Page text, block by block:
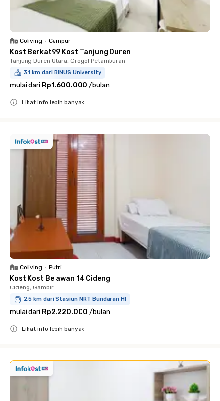
Coliving • Campur
Kost Berkat99 Kost Tanjung Duren
Tanjung Duren Utara, Grogol Petamburan
3.1 km dari BINUS University
mulai dari Rp1.600.000 /bulan
Lihat info lebih banyak
Coliving • Putri
Kost Kost Belawan 14 Cideng
Cideng, Gambir
2.5 km dari Stasiun MRT Bundaran HI
mulai dari Rp2.220.000 /bulan
Lihat info lebih banyak